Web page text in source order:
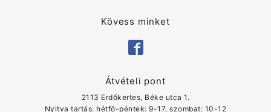
Kövess minket
Átvételi pont
2113 Erdőkertes, Béke utca 1.
Nyitva tartás: hétfő-péntek: 9-17, szombat: 10-12